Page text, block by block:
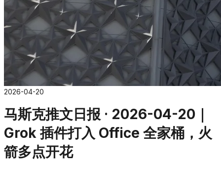
2026-04-20
马斯克推文日报 · 2026-04-20｜
Grok 插件打入 Office 全家桶，火
箭多点开花